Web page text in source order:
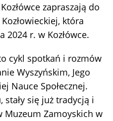
zapraszają do
która
2024 r. w Kozłówce.
cykl spotkań i rozmów
Wyszyńskim, Jego
Nauce Społecznej.
stały się już tradycją i
Muzeum Zamoyskich w